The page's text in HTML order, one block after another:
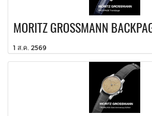
MORITZ GROSSMANN
1 ส.ค. 2569